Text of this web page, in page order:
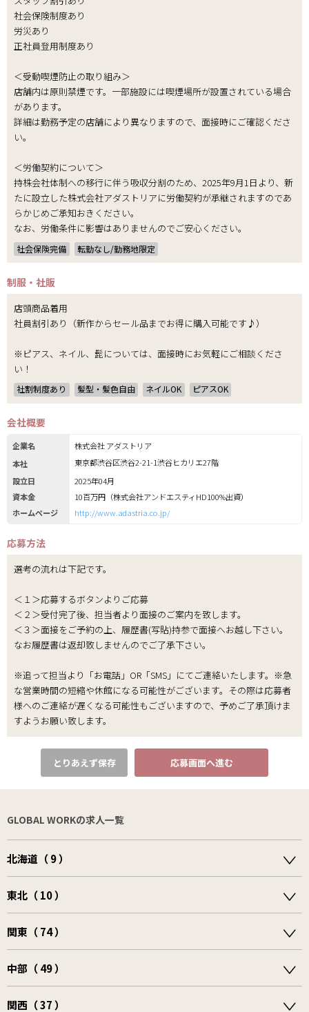
社会保険制度あり
労災あり
正社員登用制度あり
＜受動喫煙防止の取り組み＞
店舗内は原則禁煙です。一部施設には喫煙場所が設置されている場合
があります。
詳細は勤務予定の店舗により異なりますので、面接時にご確認くださ
い。
＜労働契約について＞
持株会社体制への移行に伴う吸収分割のため、2025年9月1日より、新
たに設立した株式会社アダストリアに労働契約が承継されますのであ
らかじめご承知おきください。
なお、労働条件に影響はありませんのでご安心ください。
社会保険完備 転勤なし/勤務地限定
制服・社販
店頭商品着用
社員割引あり（新作からセール品までお得に購入可能です♪）
※ピアス、ネイル、髭については、面接時にお気軽にご相談くださ
い！
社割制度あり 髪型・髪色自由 ネイルOK ピアスOK
会社概要
企業名
株式会社 アダストリア
本社
東京都渋谷区渋谷2-21-1渋谷ヒカリエ27階
設立日
2025年04月
資本金
10百万円（株式会社アンドエスティHD100%出資）
ホームページ
http://www.adastria.co.jp/
応募方法
選考の流れは下記です。
＜１＞応募するボタンよりご応募
＜２＞受付完了後、担当者より面接のご案内を致します。
＜３＞面接をご予約の上、履歴書(写貼)持参で面接へお越し下さい。
なお履歴書は返却致しませんのでご了承下さい｡
※追って担当より「お電話」OR「SMS」にてご連絡いたします。※急
な営業時間の短縮や休館になる可能性がございます。その際は応募者
様へのご連絡が遅くなる可能性もございますので、予めご了承頂けま
すようお願い致します。
とりあえず保存 応募画面へ進む
GLOBAL WORKの求人一覧
北海道（ 9 ）
東北（ 10 ）
関東（ 74 ）
中部（ 49 ）
関西（ 37 ）